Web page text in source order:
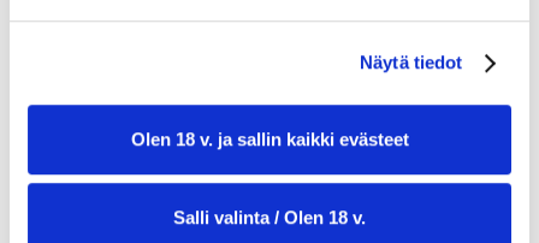
Näytä tiedot
Olen 18 v. ja sallin kaikki evästeet
Salli valinta / Olen 18 v.
1 tl vaniljauutetta (täytteeseen)
2 rkl perunatärkkelystä (valinnainen)
1 vatkattu muna (pintavoiteluun)